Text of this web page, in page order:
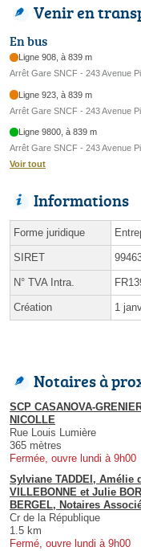
Venir en
En bus
Ligne 908, à 839 m
Arrêt Gare SNCF - 243 Avenue
Ligne 923, à 839 m
Arrêt Gare SNCF - 243 Avenue
Ligne 9800, à 839 m
Arrêt Gare SNCF - 243 Avenue
Voir tout
Informations
Forme juridique
SIRET
N° TVA Intra.
Création 1
Notaires à
SCP CASANOVA-
NICOLLE
Rue Louis Lumière
365 mètres
Fermée, ouvre lundi à 9h00
Sylviane TADDEI, Amélie
VILLEBONNE et Julie
BERGEL, Notaires
Cr de la République
1.5 km
Fermé, ouvre lundi à 9h00